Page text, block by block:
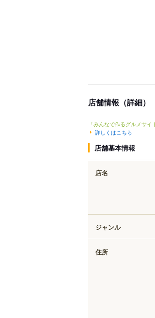
店舗情報（詳細）
「みんなで作るグルメサ
詳しくはこちら
店舗基本情報
店名
ジャンル
住所